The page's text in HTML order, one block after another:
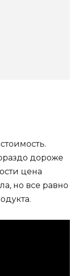
дороже
цена
но все равно